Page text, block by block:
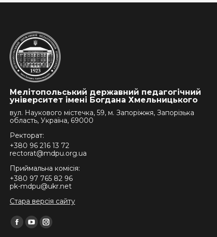
Мелітопольський державний педагогічний
університет імені Богдана Хмельницького
вул. Наукового містечка, 59, м. Запоріжжя, Запорізька
область, Україна, 69000
Ректорат:
+380 96 216 13 72
rectorat@mdpu.org.ua
Приймальна комісія:
+380 97 765 82 96
pk-mdpu@ukr.net
Стара версія сайту
Find us on:
Facebook
YouTubeInstagram